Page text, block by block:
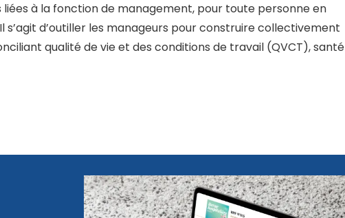
à la fonction de management, pour toute personne en
s’agit d’outiller les manageurs pour construire collectivement
qualité de vie et des conditions de travail (QVCT), santé